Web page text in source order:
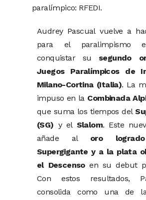
paralímpico: RFEDI.
Audrey Pascual vuelvea
para el paralimpismo
conquistar su segundo
Juegos Paralímpicos de
Milano-Cortina (Italia). La
impuso en la Combinada
que suma los tiemposdel
(SG) y el Slalom. Este
añade al oro
Supergigantey a la plata
el Descensoen sudebut
Conestos resultados,
consolidacomo unade